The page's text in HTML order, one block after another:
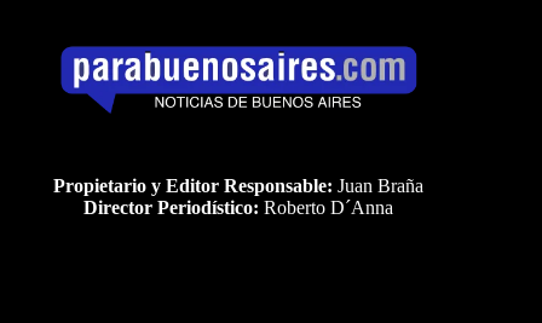
Propietario y Editor Responsable: Juan Braña
Director Periodístico: Roberto D´Anna